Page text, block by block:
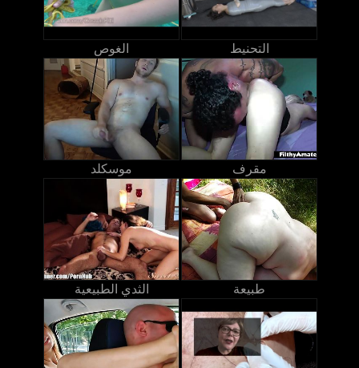
الغوص التحنيط
موسكلد مقرف
الثدي الطبيعية طبيعة